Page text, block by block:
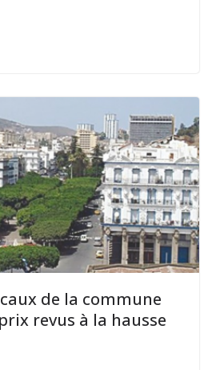
de la commune
revus à la hausse